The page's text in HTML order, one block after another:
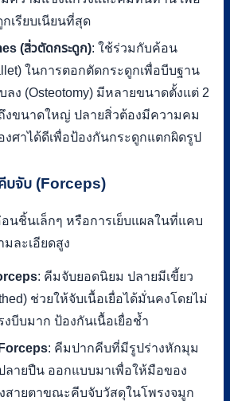
เรียบเนียนที่สุด
(สิ่วตัดกระดูก): ใช้ร่วมกับค้อน
ในการตอกตัดกระดูกเพื่อบีบฐาน
ลง (Osteotomy) มีหลายขนาดตั้งแต่ 2
งขนาดใหญ่ ปลายสิ่วต้องมีความคม
งศาได้ดีเพื่อป้องกันกระดูกแตกผิดรูป
บจับ (Forceps)
นชิ้นเล็กๆ หรือการเย็บแผลในที่แคบ
ละเอียดสูง
: คีมจับยอดนิยม ปลายมีเขี้ยว
ช่วยให้จับเนื้อเยื่อได้มั่นคงโดยไม่
งบีบมาก ป้องกันเนื้อเยื่อช้ำ
: คีมปากคีบที่มีรูปร่างหักมุม
ลายปืน ออกแบบมาเพื่อให้มือของ
สายตาขณะคีบจับวัสดุในโพรงจมูก